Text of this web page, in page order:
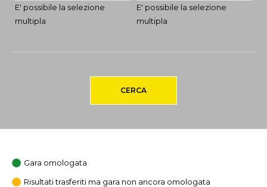
E' possibile la selezione
multipla
E' possibile la selezione
multipla
CERCA
Gara omologata
Risultati trasferiti ma gara non ancora omologata